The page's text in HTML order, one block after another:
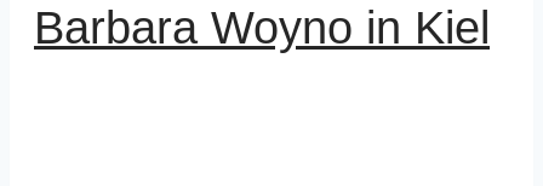
Barbara Woyno in Kiel